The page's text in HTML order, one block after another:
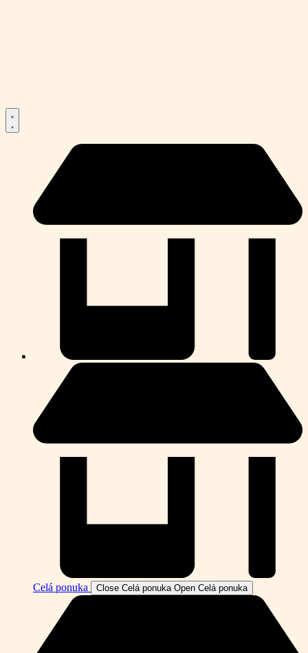
Celá ponuka Close Celá ponuka Open Celá ponuka